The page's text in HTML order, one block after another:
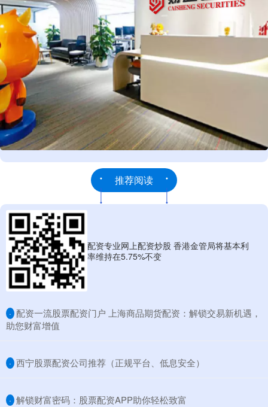
推荐阅读
配资专业网上配资炒股 香港金管局将基本利
率维持在5.75%不变
· ​配资一流股票配资门户 上海商品期货配资：解锁交易新机遇，
助您财富增值
· ​西宁股票配资公司推荐（正规平台、低息安全）
· ​解锁财富密码：股票配资APP助你轻松致富